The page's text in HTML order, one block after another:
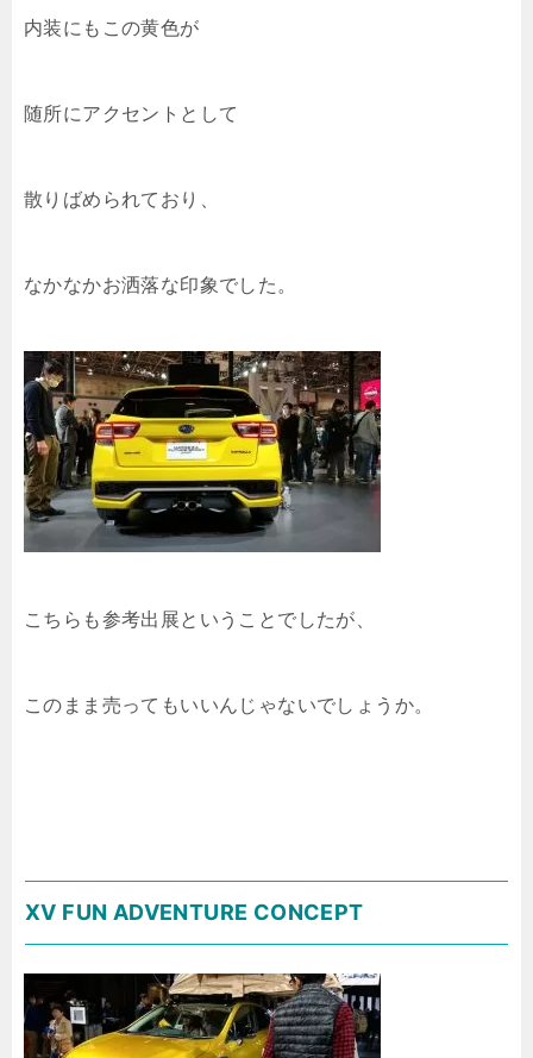
内装にもこの黄色が
随所にアクセントとして
散りばめられており、
なかなかお洒落な印象でした。
こちらも参考出展ということでしたが、
このまま売ってもいいんじゃないでしょうか。
XV FUN ADVENTURE CONCEPT